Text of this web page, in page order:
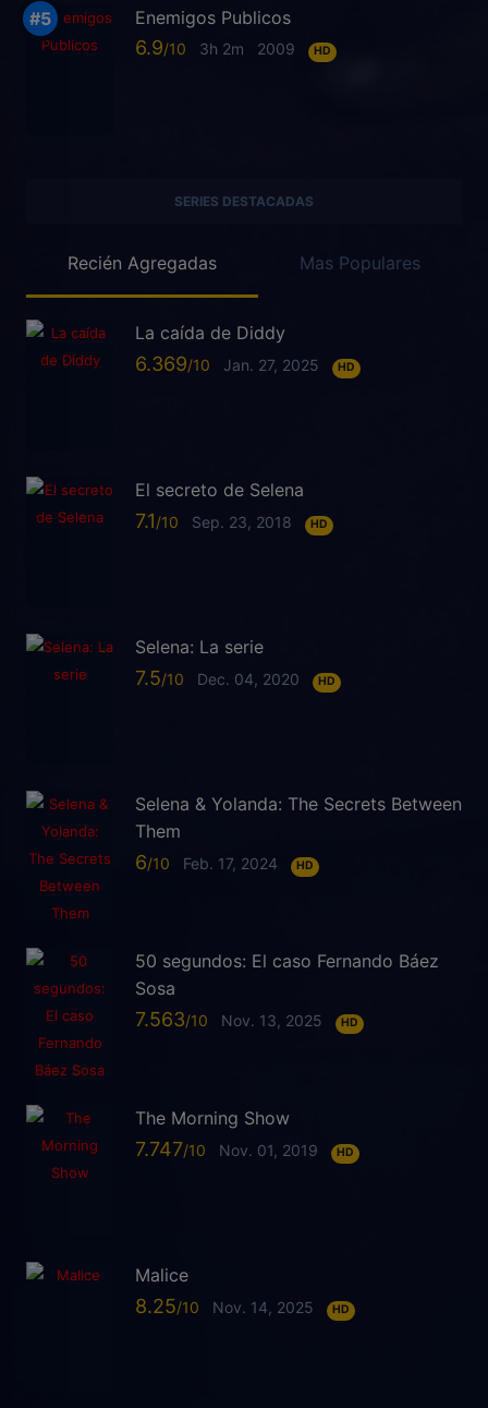
Enemigos Publicos
6.9 3h 2m 2009 HD
SERIES DESTACADAS
Recién Agregadas Mas Populares
La caída de Diddy
6.369 Jan. 27, 2025 HD
El secreto de Selena
7.1 Sep. 23, 2018 HD
Selena: La serie
7.5 Dec. 04, 2020 HD
Selena & Yolanda: The Secrets Between
Them
6 Feb. 17, 2024 HD
50 segundos: El caso Fernando Báez
Sosa
7.563 Nov. 13, 2025 HD
The Morning Show
7.747 Nov. 01, 2019 HD
Malice
8.25 Nov. 14, 2025 HD